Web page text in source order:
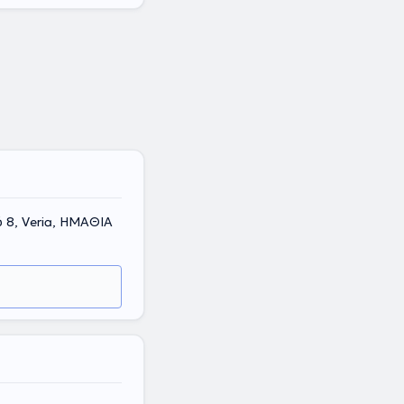
8, Veria, ΗΜΑΘΙΑ